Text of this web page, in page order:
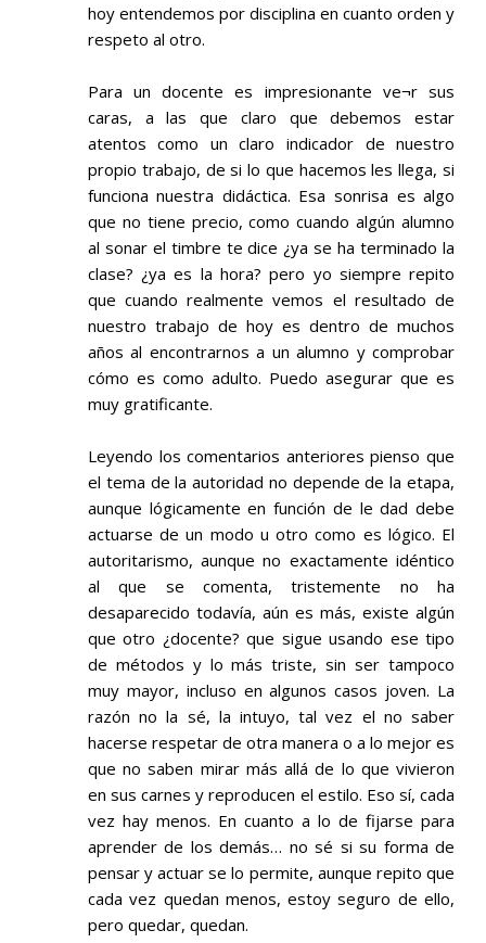
hoy entendemos por disciplina en cuanto orden y
respeto al otro.
Para un docente es impresionante ve¬r sus
caras, a las que claro que debemos estar
atentos como un claro indicador de nuestro
propio trabajo, de si lo que hacemos les llega, si
funciona nuestra didáctica. Esa sonrisa es algo
que no tiene precio, como cuando algún alumno
al sonar el timbre te dice ¿ya se ha terminado la
clase? ¿ya es la hora? pero yo siempre repito
que cuando realmente vemos el resultado de
nuestro trabajo de hoy es dentro de muchos
años al encontrarnos a un alumno y comprobar
cómo es como adulto. Puedo asegurar que es
muy gratificante.
Leyendo los comentarios anteriores pienso que
el tema de la autoridad no depende de la etapa,
aunque lógicamente en función de le dad debe
actuarse de un modo u otro como es lógico. El
autoritarismo, aunque no exactamente idéntico
al que se comenta, tristemente no ha
desaparecido todavía, aún es más, existe algún
que otro ¿docente? que sigue usando ese tipo
de métodos y lo más triste, sin ser tampoco
muy mayor, incluso en algunos casos joven. La
razón no la sé, la intuyo, tal vez el no saber
hacerse respetar de otra manera o a lo mejor es
que no saben mirar más allá de lo que vivieron
en sus carnes y reproducen el estilo. Eso sí, cada
vez hay menos. En cuanto a lo de fijarse para
aprender de los demás… no sé si su forma de
pensar y actuar se lo permite, aunque repito que
cada vez quedan menos, estoy seguro de ello,
pero quedar, quedan.